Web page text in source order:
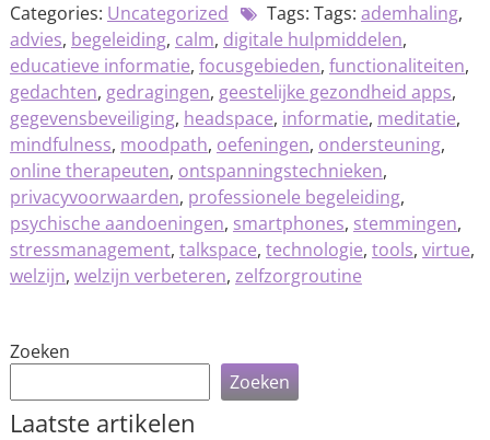
Categories: Uncategorized Tags: Tags: ademhaling,
advies, begeleiding, calm, digitale hulpmiddelen,
educatieve informatie, focusgebieden, functionaliteiten,
gedachten, gedragingen, geestelijke gezondheid apps,
gegevensbeveiliging, headspace, informatie, meditatie,
mindfulness, moodpath, oefeningen, ondersteuning,
online therapeuten, ontspanningstechnieken,
privacyvoorwaarden, professionele begeleiding,
psychische aandoeningen, smartphones, stemmingen,
stressmanagement, talkspace, technologie, tools, virtue,
welzijn, welzijn verbeteren, zelfzorgroutine
Zoeken
Zoeken
Laatste artikelen